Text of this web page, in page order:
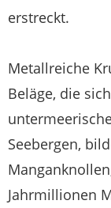
erstreckt.
Metallreiche
Beläge, die
Seebergen,
Jahrmillionen